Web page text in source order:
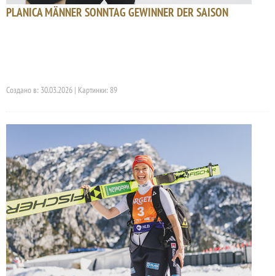
PLANICA MÄNNER SONNTAG GEWINNER DER SAISON
Создано в: 30.03.2026 | Картинки: 89